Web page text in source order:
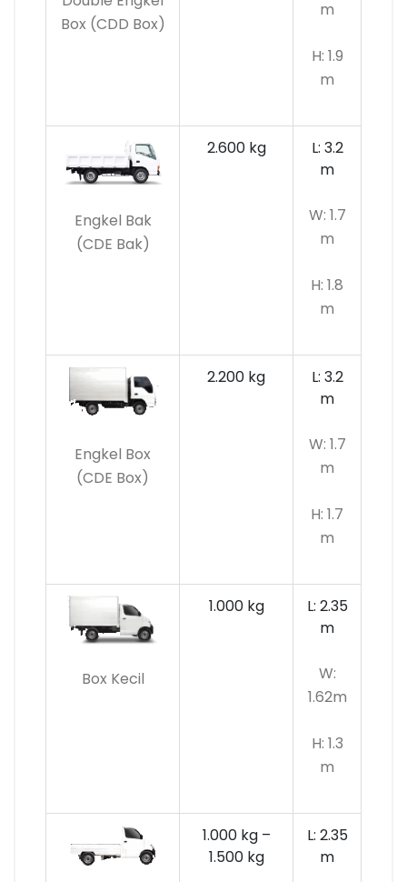
Box (CDD Box)
m
H: 1.9
m
Engkel Bak
(CDE Bak)
2.600 kg
L: 3.2
m
W: 1.7
m
H: 1.8
m
Engkel Box
(CDE Box)
2.200 kg
L: 3.2
m
W: 1.7
m
H: 1.7
m
Box Kecil
1.000 kg
L: 2.35
m
W:
1.62m
H: 1.3
m
1.000 kg –
1.500 kg
L: 2.35
m